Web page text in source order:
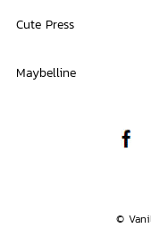
Cute Press
Maybelline
©